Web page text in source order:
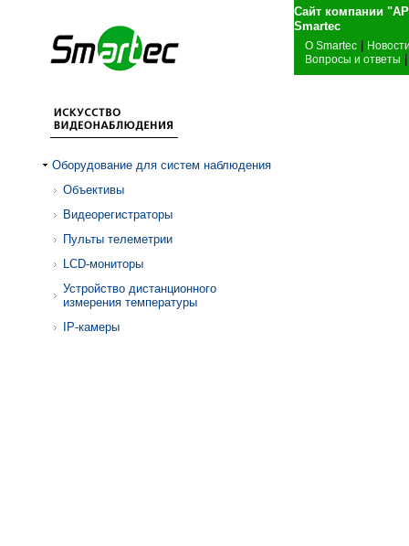
Сайт компании
О Smartec
Вопросы и ответы
Оборудование для систем наблюдения
Объективы
Видеорегистраторы
Пульты телеметрии
LCD-мониторы
Устройство дистанционного
измерения температуры
IP-камеры